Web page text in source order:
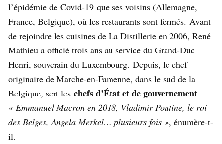
l’épidémie de Covid-19 que ses voisins (Allemagne,
France, Belgique), où les restaurants sont fermés. Avant
de rejoindre les cuisines de La Distillerie en 2006, René
Mathieu a officié trois ans au service du Grand-Duc
Henri, souverain du Luxembourg. Depuis, le chef
originaire de Marche-en-Famenne, dans le sud de la
Belgique, sert les chefs d’État et de gouvernement.
« Emmanuel Macron en 2018, Vladimir Poutine, le roi
des Belges, Angela Merkel… plusieurs fois », énumère-t-
il.